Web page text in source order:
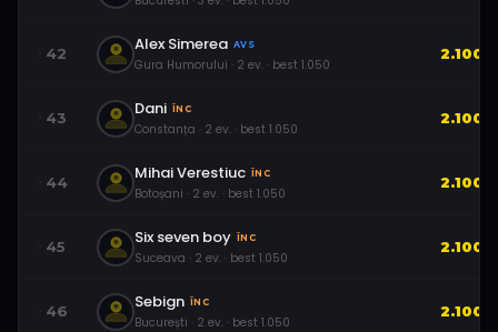
42 Alex Simerea AVS
Gura Humorului · 2 ev. · best 1.050
2.100
43 Dani ÎNC
Constanța · 2 ev. · best 1.050
2.100
44 Mihai Verestiuc ÎNC
Botoșani · 2 ev. · best 1.050
2.100
45 Six seven boy ÎNC
Suceava · 2 ev. · best 1.050
2.100
46 Sebign ÎNC
București · 2 ev. · best 1.050
2.100